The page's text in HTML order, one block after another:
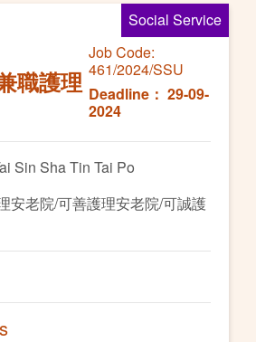
Social Service
職護理
Job Code:
461/2024/SSU
Deadline： 29-09-
2024
Sin Sha Tin Tai Po
安老院/可善護理安老院/可誠護